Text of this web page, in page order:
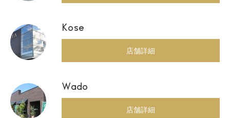
Kose
店舗詳細
Wado
店舗詳細